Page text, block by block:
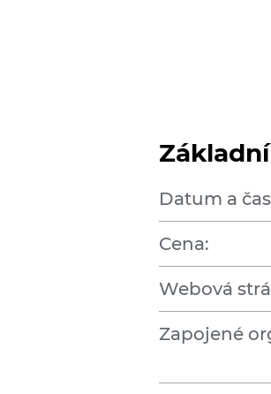
Datum a
Cena:
Webová
Zapojené